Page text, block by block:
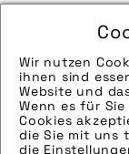
Wir nutzen
ihnen sind
Website und
Wenn es für
Cookies
die Sie mit uns
die
Hinweise
Hersteller:
Tags:
abus,